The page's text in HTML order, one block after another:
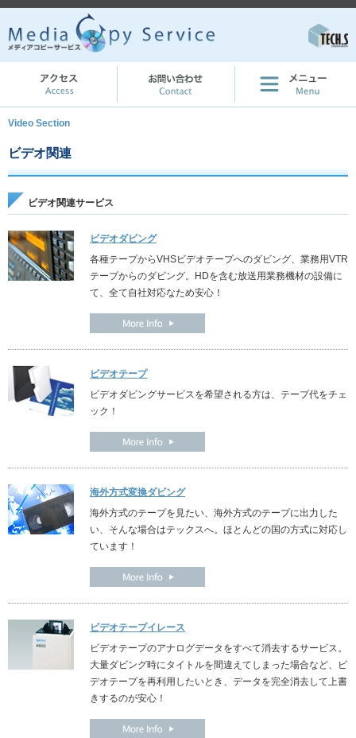
Video Section
ビデオ関連
ビデオ関連サービス
ビデオダビング
各種テープからVHSビデオテープへのダビング、業務用VTR
テープからのダビング。HDを含む放送用業務機材の設備に
て、全て自社対応なため安心！
ビデオテープ
ビデオダビングサービスを希望される方は、テープ代をチェ
ック！
海外方式変換ダビング
海外方式のテープを見たい、海外方式のテープに出力した
い、そんな場合はテックスへ。ほとんどの国の方式に対応し
ています！
ビデオテープイレース
ビデオテープのアナログデータをすべて消去するサービス。
大量ダビング時にタイトルを間違えてしまった場合など、ビ
デオテープを再利用したいとき、データを完全消去して上書
きするのが安心！